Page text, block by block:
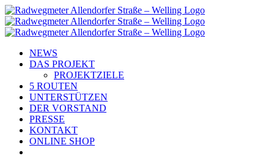
Skip
to
content
NEWS
DAS PROJEKT
PROJEKTZIELE
5 ROUTEN
UNTERSTÜTZEN
DER VORSTAND
PRESSE
KONTAKT
ONLINE SHOP